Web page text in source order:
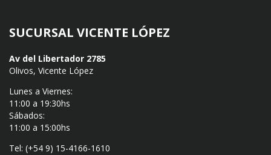
SUCURSAL VICENTE LÓPEZ
Av del Libertador 2785
Olivos, Vicente López
Lunes a Viernes:
11:00 a 19:30hs
Sábados:
11:00 a 15:00hs
Tel: (+54 9) 15-4166-1610